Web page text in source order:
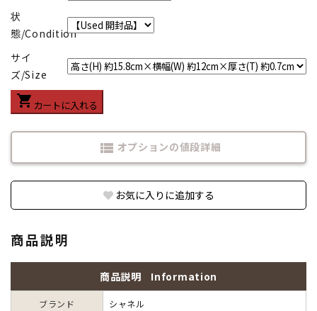
状
態/Condition
サイ
ズ/Size
shopping_cart カートに入れる
view_list オプションの値段詳細
お気に入りに追加する
商品説明
商品説明 Information
ブランド シャネル